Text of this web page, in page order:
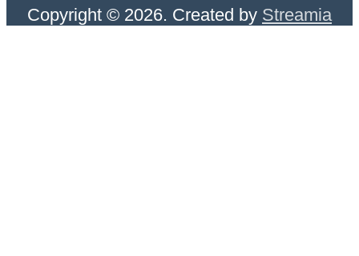
Copyright © 2026. Created by Streamia